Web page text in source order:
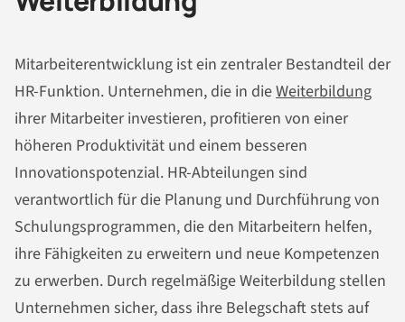
Mitarbeiterentwicklung ist ein zentraler Bestandteil der
HR-Funktion. Unternehmen, die in dieWeiterbildung
ihrer Mitarbeiter investieren, profitieren von einer
höheren Produktivität und einem besseren
Innovationspotenzial. HR-Abteilungen sind
verantwortlich für die Planung und Durchführung von
Schulungsprogrammen, die den Mitarbeitern helfen,
ihre Fähigkeiten zu erweitern und neue Kompetenzen
zu erwerben. Durch regelmäßige Weiterbildung stellen
Unternehmen sicher, dass ihre Belegschaft stets auf